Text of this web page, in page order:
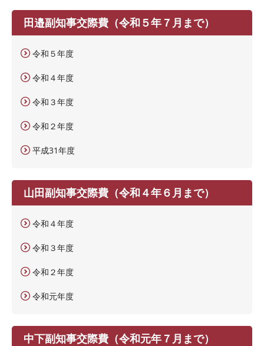
田邉副知事交際費（令和５年７月まで）
令和５年度
令和４年度
令和３年度
令和２年度
平成31年度
山田副知事交際費（令和４年６月まで）
令和４年度
令和３年度
令和２年度
令和元年度
中下副知事交際費（令和元年７月まで）